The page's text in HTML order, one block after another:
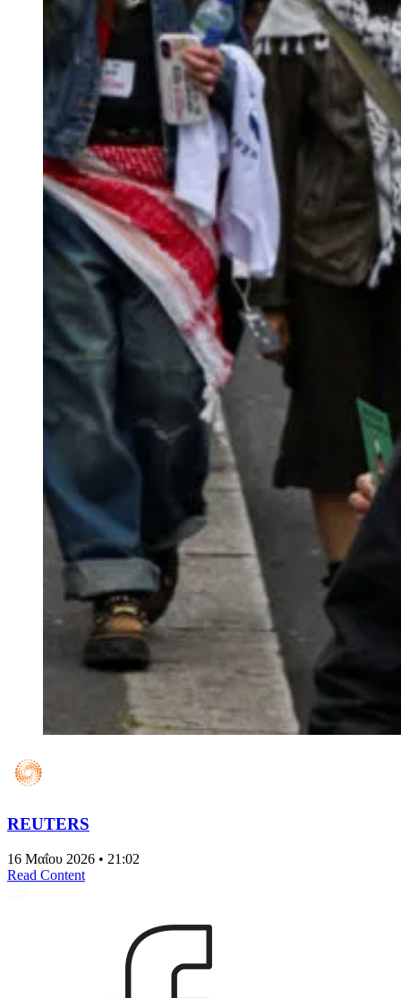
REUTERS
16 Μαΐου 2026 • 21:02
Read Content